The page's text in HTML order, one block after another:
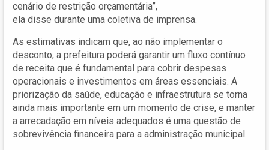
cenário de restrição orçamentária”,
ela disse durante uma coletiva de imprensa.
As estimativas indicam que, ao não implementar o
desconto, a prefeitura poderá garantir um fluxo contínuo
de receita que é fundamental para cobrir despesas
operacionais e investimentos em áreas essenciais. A
priorização da saúde, educação e infraestrutura se torna
ainda mais importante em um momento de crise, e manter
a arrecadação em níveis adequados é uma questão de
sobrevivência financeira para a administração municipal.